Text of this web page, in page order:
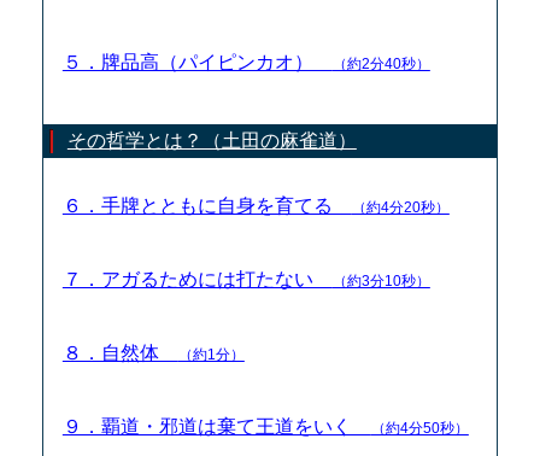
５．牌品高（パイピンカオ） （約2分40秒）
その哲学とは？（土田の麻雀道）
６．手牌とともに自身を育てる （約4分20秒）
７．アガるためには打たない （約3分10秒）
８．自然体 （約1分）
９．覇道・邪道は棄て王道をいく （約4分50秒）